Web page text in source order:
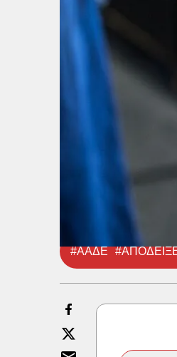
#ΑΑΔΕ